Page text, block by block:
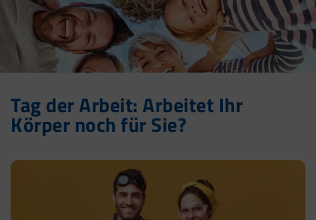
Tag der Arbeit: Arbeitet Ihr
Körper noch für Sie?